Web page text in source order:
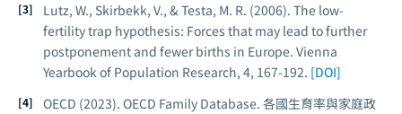
Lutz, W., Skirbekk, V., & Testa, M. R. (2006). The low-
fertility trap hypothesis: Forces that may lead to further
postponement and fewer births in Europe. Vienna
Yearbook of Population Research, 4, 167-192. [DOI]
OECD (2023). OECD Family Database. 各國生育率與家庭政